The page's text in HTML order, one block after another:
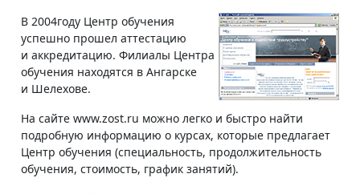
В 2004году Центр обучения
успешно прошел аттестацию
и аккредитацию. Филиалы Центра
обучения находятся в Ангарске
и Шелехове.
На сайте www.zost.ru можно легко и быстро найти
подробную информацию о курсах, которые предлагает
Центр обучения (специальность, продолжительность
обучения, стоимость, график занятий).